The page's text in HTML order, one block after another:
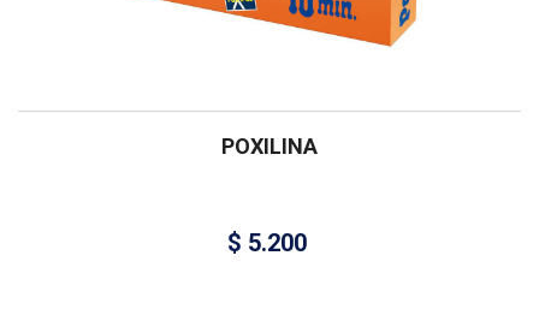
POXILINA
$ 5.200